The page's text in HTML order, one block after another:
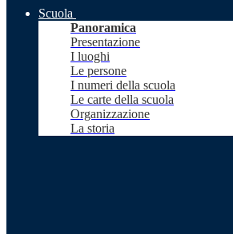
Scuola
Panoramica
Presentazione
I luoghi
Le persone
I numeri della scuola
Le carte della scuola
Organizzazione
La storia